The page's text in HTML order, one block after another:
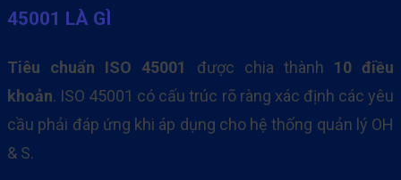
45001 LÀ GÌ
Tiêu chuẩn ISO 45001 được chia thành 10 điều
khoản. ISO 45001 có cấu trúc rõ ràng xác định các yêu
cầu phải đáp ứng khi áp dụng cho hệ thống quản lý OH
& S.